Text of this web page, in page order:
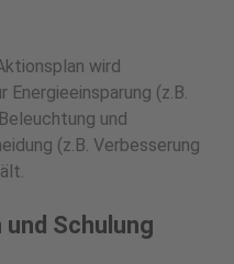
wird
(z.B.
und
(z.B. Verbesserung
Schulung